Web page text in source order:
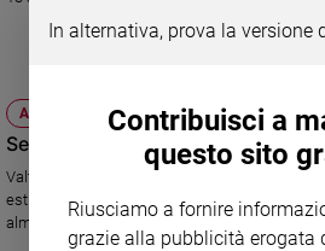
Diritti
di
valore
ATTUALITÀ
Sembra una vacanza, ma è un
Valtur cerca per i suoi villaggi 1.500 persone
estivi. Tra i requisiti richiesti: età 18-35 anni, diploma, la conoscenza di
almeno una lingua straniera.
In alternativa, prova la versione
Contribuisci a
questo sito
Riusciamo a fornire
grazie alla pubblicità erogata